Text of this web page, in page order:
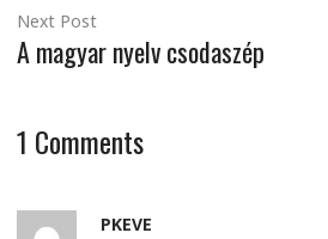
Next Post
A magyar nyelv csodaszép
1 Comments
PKEVE